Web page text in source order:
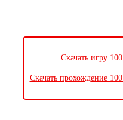
Скачать игру
Скачать прохождение